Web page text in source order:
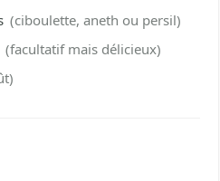
(ciboulette, aneth ou persil)
(facultatif mais délicieux)